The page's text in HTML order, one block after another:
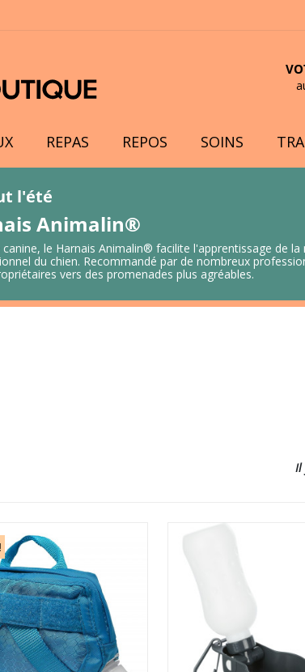
REPAS REPOS SOINS
l'été
Animalin®
le Harnais Animalin® facilite l'apprentissage de la
du chien. Recommandé par de nombreux
vers des promenades plus agréables.
Il